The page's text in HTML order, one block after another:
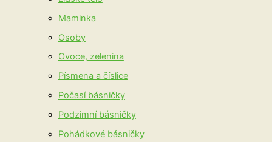
Maminka
Osoby
Ovoce, zelenina
Písmena a číslice
Počasí básničky
Podzimní básničky
Pohádkové básničky